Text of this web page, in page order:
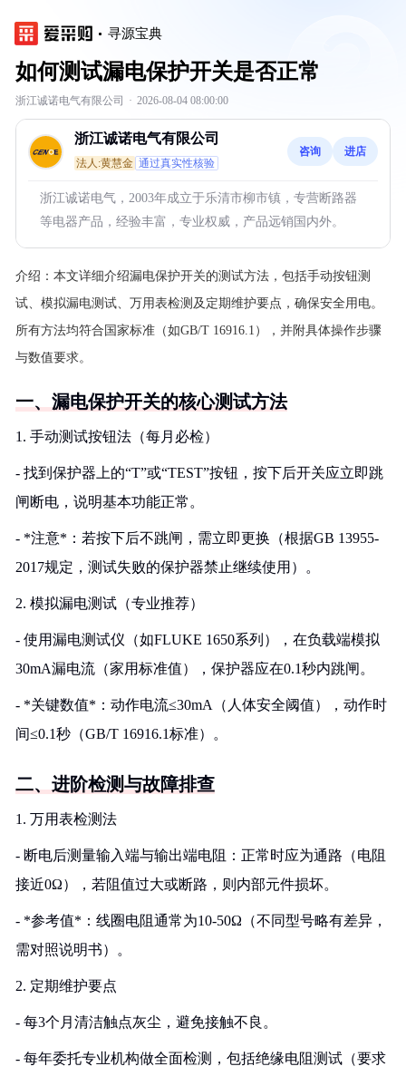
寻源宝典
如何测试漏电保护开关是否正常
浙江诚诺电气有限公司 · 2026-08-04 08:00:00
浙江诚诺电气有限公司
法人:黄慧金 通过真实性核验
咨询 进店
浙江诚诺电气，2003年成立于乐清市柳市镇，专营断路器
等电器产品，经验丰富，专业权威，产品远销国内外。
介绍： 本文详细介绍漏电保护开关的测试方法，包括手动按钮测
试、模拟漏电测试、万用表检测及定期维护要点，确保安全用电。
所有方法均符合国家标准（如GB/T 16916.1），并附具体操作步骤
与数值要求。
一、漏电保护开关的核心测试方法
1. 手动测试按钮法（每月必检）
- 找到保护器上的“T”或“TEST”按钮，按下后开关应立即跳
闸断电，说明基本功能正常。
- *注意*：若按下后不跳闸，需立即更换（根据GB 13955-
2017规定，测试失败的保护器禁止继续使用）。
2. 模拟漏电测试（专业推荐）
- 使用漏电测试仪（如FLUKE 1650系列），在负载端模拟
30mA漏电流（家用标准值），保护器应在0.1秒内跳闸。
- *关键数值*：动作电流≤30mA（人体安全阈值），动作时
间≤0.1秒（GB/T 16916.1标准）。
二、进阶检测与故障排查
1. 万用表检测法
- 断电后测量输入端与输出端电阻：正常时应为通路（电阻
接近0Ω），若阻值过大或断路，则内部元件损坏。
- *参考值*：线圈电阻通常为10-50Ω（不同型号略有差异，
需对照说明书）。
2. 定期维护要点
- 每3个月清洁触点灰尘，避免接触不良。
- 每年委托专业机构做全面检测，包括绝缘电阻测试（要求